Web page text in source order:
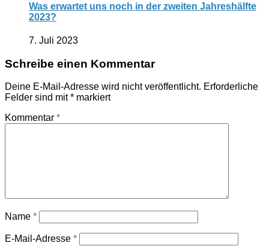
Was erwartet uns noch in der zweiten Jahreshälfte
2023?
7. Juli 2023
Schreibe einen Kommentar
Deine E-Mail-Adresse wird nicht veröffentlicht. Erforderliche
Felder sind mit* markiert
Kommentar *
Name *
E-Mail-Adresse *